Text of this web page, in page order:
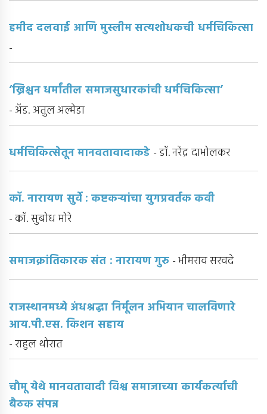
हमीद दलवाई आणि मुस्लीम सत्यशोधकची धर्मचिकित्सा
-
‘ख्रिश्चन धर्मांतील समाजसुधारकांची धर्मचिकित्सा’
- अ‍ॅड. अतुल अल्मेडा
धर्मचिकित्सेतून मानवतावादाकडे - डॉ. नरेंद्र दाभोलकर
कॉ. नारायण सुर्वे : कष्टकऱ्यांचा युगप्रवर्तक कवी
- कॉ. सुबोध मोरे
समाजक्रांतिकारक संत : नारायण गुरु - भीमराव सरवदे
राजस्थानमध्ये अंधश्रद्धा निर्मूलन अभियान चालविणारे
आय.पी.एस. किशन सहाय
- राहुल थोरात
चौमू येथे मानवतावादी विश्व समाजाच्या कार्यकर्त्याची
बैठक संपन्न